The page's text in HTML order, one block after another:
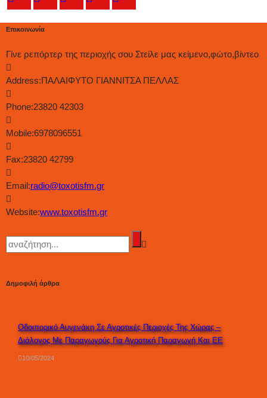
Επικοινωνία
Γίνε ρεπόρτερ της περιοχής σου Στείλε μας κείμενο,φώτο,βίντεο
Address:ΠΑΛΑΙΦΥΤΟ ΓΙΑΝΝΙΤΣΑ ΠΕΛΛΑΣ
Phone:23820 42303
Mobile:6978096551
Fax:23820 42799
Email:radio@toxotisfm.gr
Website:www.toxotisfm.gr
Δημοφιλή άρθρα
Οδοιπορικό Αυγενάκη Σε Αγροτικές Περιοχές Της Χώρας –
Διάλογος Με Παραγωγούς Για Αγροτική Παραγωγή Και ΕΕ
10/05/2024